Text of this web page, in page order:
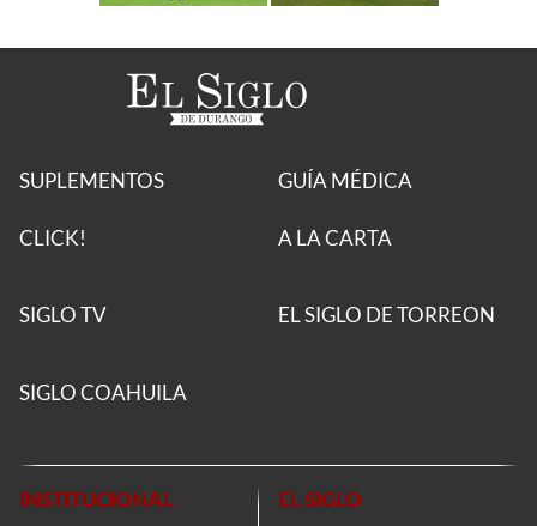
SUPLEMENTOS
CLICK!
GUÍA MÉDICA
A LA CARTA
SIGLO TV EL SIGLO DE TORREON
SIGLO COAHUILA
INSTITUCIONAL
EL SIGLO